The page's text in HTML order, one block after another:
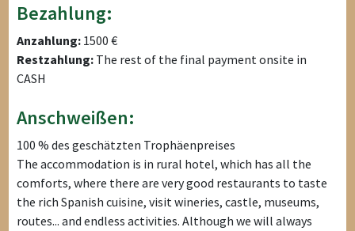
Bezahlung:
Anzahlung: 1500 €
Restzahlung: The rest of the final payment onsite in
CASH
Anschweißen:
100 % des geschätzten Trophäenpreises
The accommodation is in rural hotel, which has all the
comforts, where there are very good restaurants to taste
the rich Spanish cuisine, visit wineries, castle, museums,
routes... and endless activities. Although we will always